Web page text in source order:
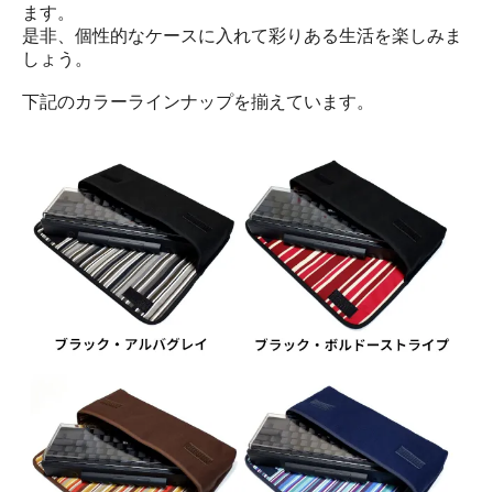
ます。
是非、個性的なケースに入れて彩りある生活を楽しみま
しょう。
下記のカラーラインナップを揃えています。